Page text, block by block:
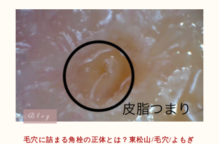
Blog
毛穴に詰まる角栓の正体とは？東松山/毛穴/よもぎ